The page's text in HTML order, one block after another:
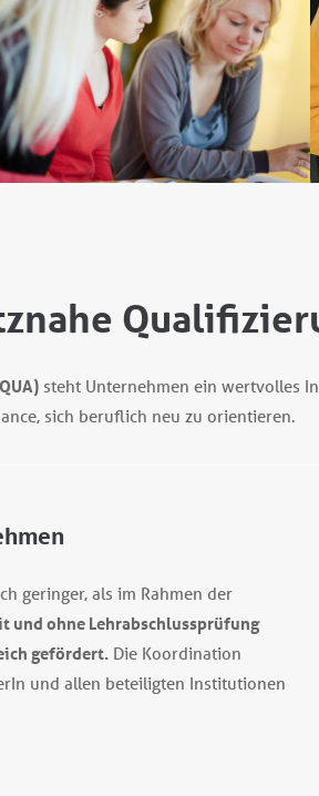
steht Unternehmen ein wertvolles
sich beruflich neu zu orientieren.
geringer, als im Rahmen der
und ohne Lehrabschlussprüfung
gefördert. Die Koordination
und allen beteiligten Institutionen